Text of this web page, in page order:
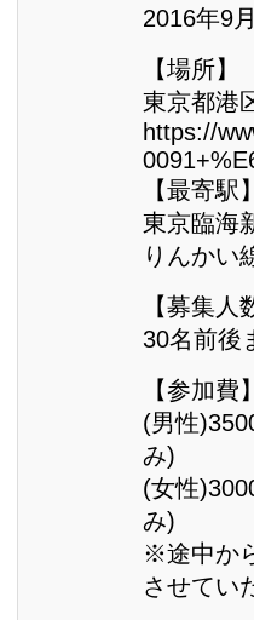
2016年9
【場所】
東京都港
https://
【最寄駅】
東京臨海
りんか
【募集人
30名前後
【参加費】
(男性
み)
(女性
み)
※途中か
させてい